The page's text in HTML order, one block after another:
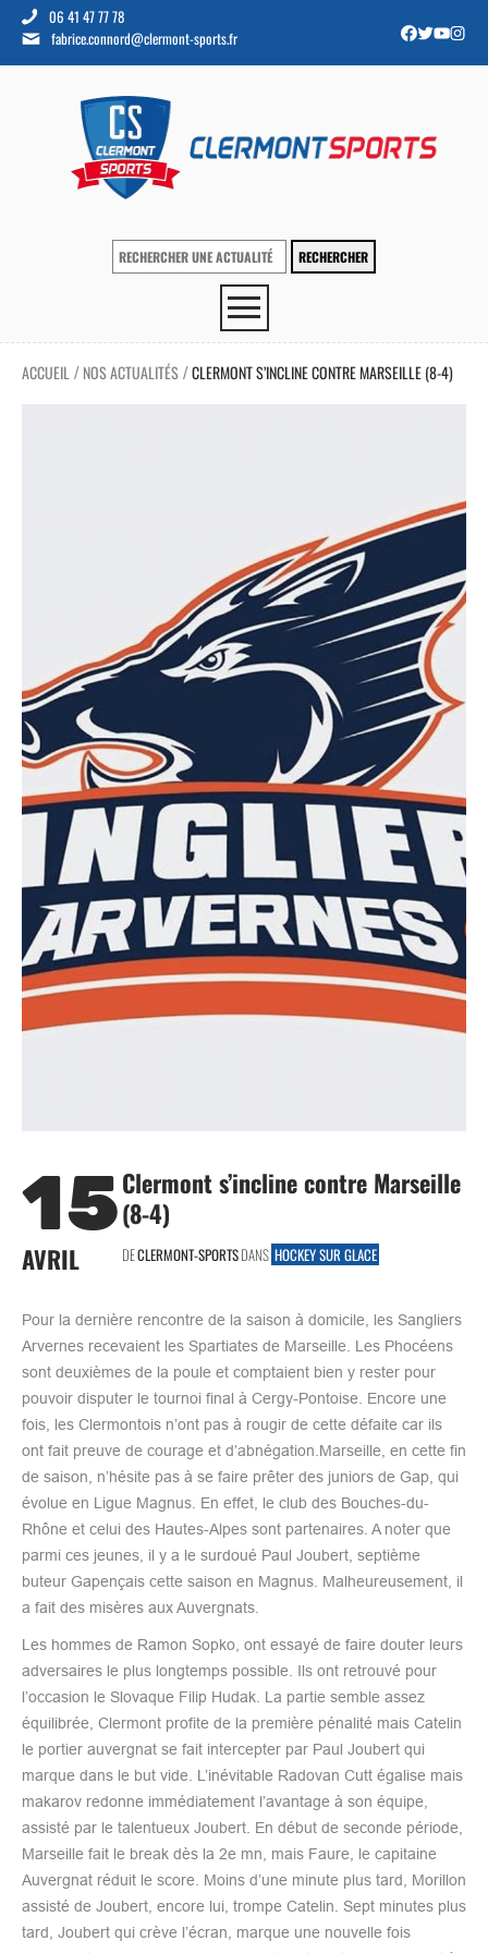
06 41 47 77 78
fabrice.connord@clermont-sports.fr
ACCUEIL / NOS ACTUALITÉS /CLERMONT S’INCLINE CONTRE MARSEILLE (8-4)
15
AVRIL
Clermont s’incline contre Marseille
(8-4)
DECLERMONT-SPORTSDANS HOCKEY SUR GLACE
Pour la dernière rencontre de la saison à domicile, les Sangliers
Arvernes recevaient les Spartiates de Marseille. Les Phocéens
sont deuxièmes de la poule et comptaient bien y rester pour
pouvoir disputer le tournoi final à Cergy-Pontoise. Encore une
fois, les Clermontois n’ont pas à rougir de cette défaite car ils
ont fait preuve de courage et d’abnégation.Marseille, en cette fin
de saison, n’hésite pas à se faire prêter des juniors de Gap, qui
évolue en Ligue Magnus. En effet, le club des Bouches-du-
Rhône et celui des Hautes-Alpes sont partenaires. A noter que
parmi ces jeunes, il y a le surdoué Paul Joubert, septième
buteur Gapençais cette saison en Magnus. Malheureusement, il
a fait des misères aux Auvergnats.
Les hommes de Ramon Sopko, ont essayé de faire douter leurs
adversaires le plus longtemps possible. Ils ont retrouvé pour
l’occasion le Slovaque Filip Hudak. La partie semble assez
équilibrée, Clermont profite de la première pénalité mais Catelin
le portier auvergnat se fait intercepter par Paul Joubert qui
marque dans le but vide. L’inévitable Radovan Cutt égalise mais
makarov redonne immédiatement l’avantage à son équipe,
assisté par le talentueux Joubert. En début de seconde période,
Marseille fait le break dès la 2e mn, mais Faure, le capitaine
Auvergnat réduit le score. Moins d’une minute plus tard, Morillon
assisté de Joubert, encore lui, trompe Catelin. Sept minutes plus
tard, Joubert qui crève l’écran, marque une nouvelle fois